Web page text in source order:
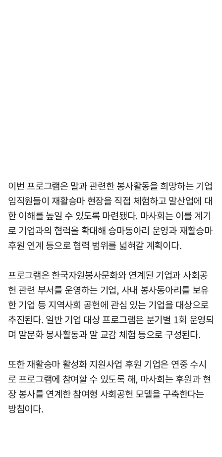
이번 프로그램은 말과 관련한 봉사활동을 희망하는 기업
임직원들이 재활승마 현장을 직접 체험하고 말산업에 대
한 이해를 높일 수 있도록 마련됐다. 마사회는 이를 계기
로 기업과의 협력을 확대해 승마동아리 운영과 재활승마
후원 연계 등으로 협력 범위를 넓혀갈 계획이다.
프로그램은 한국자원봉사문화와 연계된 기업과 사회공
헌 관련 부서를 운영하는 기업, 사내 봉사동아리를 보유
한 기업 등 지역사회 공헌에 관심 있는 기업을 대상으로
추진된다. 일반 기업 대상 프로그램은 분기별 1회 운영되
며 말문화 봉사활동과 말 교감 체험 등으로 구성된다.
또한 재활승마 활성화 지원사업 후원 기업은 연중 수시
로 프로그램에 참여할 수 있도록 해, 마사회는 후원과 현
장 봉사를 연계한 참여형 사회공헌 모델을 구축한다는
방침이다.